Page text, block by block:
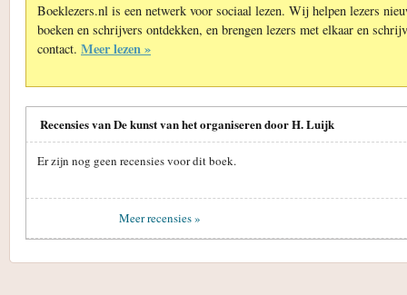
Boeklezers.nl is een netwerk voor sociaal lezen. Wij helpen lezers
boeken en schrijvers ontdekken, en brengen lezers met elkaar en
contact. Meer lezen »
Recensies van De kunst van het organiseren door H. Luijk
Er zijn nog geen recensies voor dit boek.
Meer recensies »